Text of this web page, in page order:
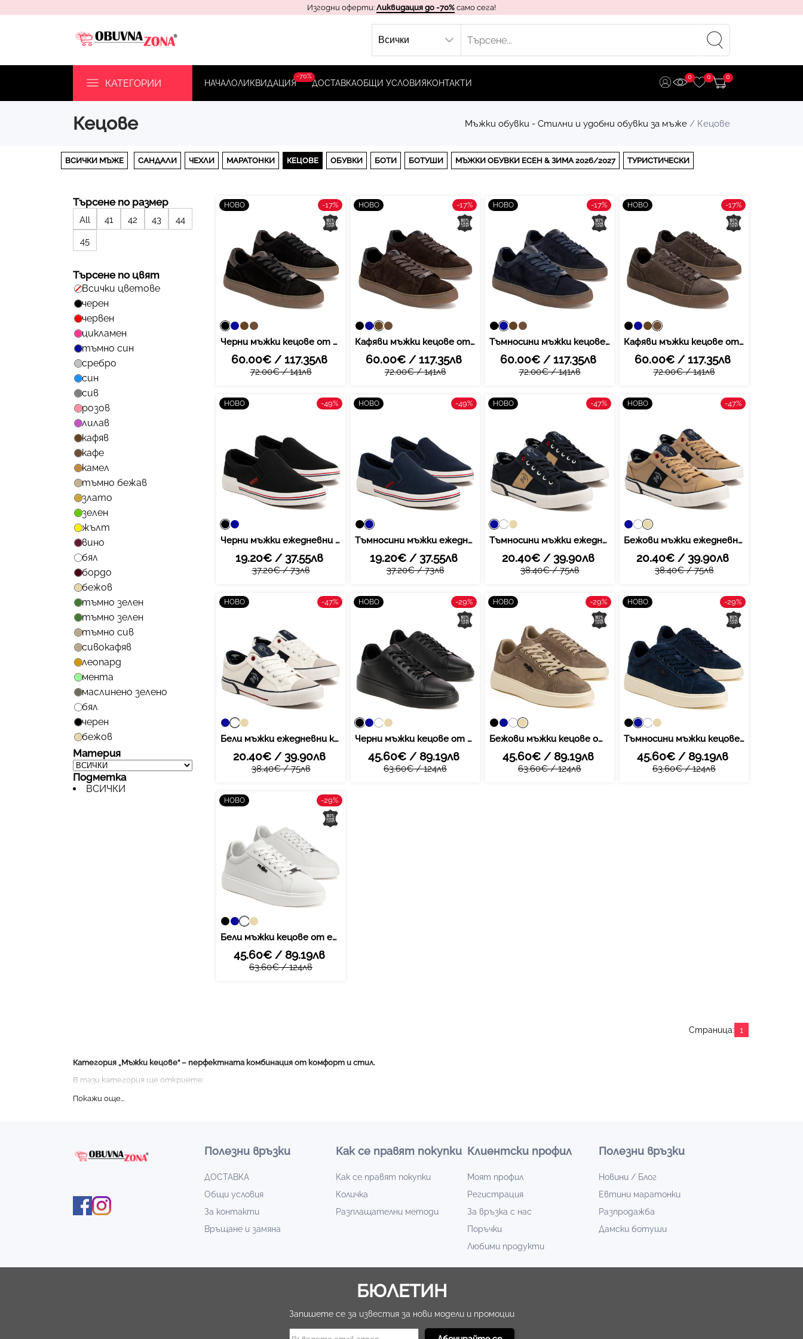
Изгодни оферти: Ликвидация до -70% само сега!
КАТЕГОРИИ НАЧАЛОЛИКВИДАЦИЯ
-70%
ДОСТАВКАОБЩИ УСЛОВИЯ KОНТАКТИ
0 0 0
кецове Мъжки обувки - Стилни и удобни обувки за мъже / Кецове
ВСИЧКИ МЪЖЕ САНДАЛИ ЧЕХЛИ МАРАТОНКИ КЕЦОВЕ ОБУВКИ БОТИ БОТУШИ МЪЖКИ ОБУВКИ ЕСЕН & ЗИМА 2026/2027 ТУРИСТИЧЕСКИ
Търсене по размер
All 41 42 43
44
45
Търсене по цвят
Всички цветове
черен
червен
цикламен
тъмно син
сребро
син
сив
розов
лилав
кафяв
кафе
камел
тъмно бежав
злато
зелен
жълт
вино
бял
бордо
бежов
тъмно зелен
тъмно зелен
тъмно сив
сивокафяв
леопард
мента
маслинено зелено
бял
черен
бежов
Материя
Подметка
ВСИЧКИ
Черни мъжки кецове от естествена кожа - комфортно усещане, изчистена визия и мека подметка за приятно всекидневно носене през целия ден MP8272 BK
60.00€ / 117.35лв
72.00€ / 141лв
НОВО -17%
Кафяви мъжки кецове от естествена кожа - комфортно усещане, изчистена визия и мека подметка за приятно всекидневно носене през целия ден MP8272 D BR
60.00€ / 117.35лв
72.00€ / 141лв
НОВО -17%
Тъмносини мъжки кецове от естествена кожа - комфортно усещане, изчистена визия и мека подметка за приятно всекидневно носене през целия ден MP8272 NV
60.00€ / 117.35лв
72.00€ / 141лв
НОВО -17%
Кафяви мъжки кецове от естествена кожа - комфортно усещане, изчистена визия и мека подметка за приятно всекидневно носене през целия ден MP8272 TP
60.00€ / 117.35лв
72.00€ / 141лв
НОВО -17%
Черни мъжки ежедневни кецове - комфортен избор с текстилна визия и стабилно усещане при движение за разнообразни ежедневни активности MTN7792 black
19.20€ / 37.55лв
37.20€ / 73лв
НОВО -49%
Тъмносини мъжки ежедневни кецове - комфортен избор с текстилна визия и стабилно усещане при движение за разнообразни ежедневни активности MTN7792 navy
19.20€ / 37.55лв
37.20€ / 73лв
НОВО -49%
Тъмносини мъжки ежедневни кецове - комфортен избор с текстилна визия и стабилно усещане при движение за разнообразни ежедневни активности MTN7793 navy
20.40€ / 39.90лв
38.40€ / 75лв
НОВО -47%
Бежови мъжки ежедневни кецове - комфортен избор с текстилна визия и стабилно усещане при движение за разнообразни ежедневни активности MTN7793 beige
20.40€ / 39.90лв
38.40€ / 75лв
НОВО -47%
Бели мъжки ежедневни кецове - комфортен избор с текстилна визия и стабилно усещане при движение за разнообразни ежедневни активности MTN7793 white
20.40€ / 39.90лв
38.40€ / 75лв
НОВО -47%
Черни мъжки кецове от естествена кожа – съвременна визия с изчистени линии и приятно усещане при движение MSP7840 black
45.60€ / 89.19лв
63.60€ / 124лв
НОВО -29%
Бежови мъжки кецове от естествена кожа – съвременна визия с изчистени линии и приятно усещане при движение MSP7840 beige
45.60€ / 89.19лв
63.60€ / 124лв
НОВО -29%
Тъмносини мъжки кецове от естествена кожа – съвременна визия с изчистени линии и приятно усещане при движение MSP7840 navy
45.60€ / 89.19лв
63.60€ / 124лв
НОВО -29%
Бели мъжки кецове от естествена кожа – съвременна визия с изчистени линии и приятно усещане при движение MSP7840 white
45.60€ / 89.19лв
63.60€ / 124лв
НОВО -29%
Страница: 1
Категория „Мъжки кецове“ – перфектната комбинация от комфорт и стил.
В тази категория ще откриете:
Класически мъжки кецове:
целия ден. Съчетавайте ги с любимите си дрехи за модерен и завършен външен вид.
Разгледайте нашите мъжки кецове и изберете своя чифт още днес. Бърза доставка и атрактивни цени само в
Полезни връзки
ДОСТАВКА
Общи условия
За контакти
Връщане и замяна
Как се правят покупки
Как се правят покупки
Количка
Разплащателни методи
Клиентски профил
Моят профил
Регистрация
За връзка с нас
Поръчки
Любими продукти
Полезни връзки
Новини / Блог
Евтини маратонки
Разпродажба
Дамски ботуши
БЮЛЕТИН
Запишете се за известия за нови модели и промоции